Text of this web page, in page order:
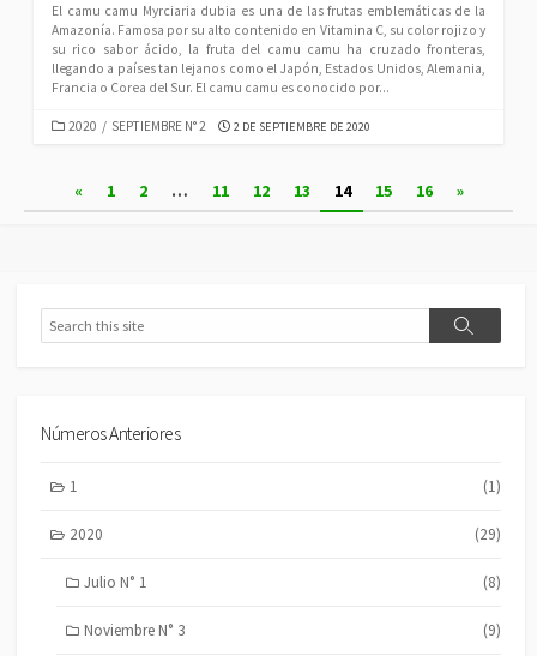
El camu camu Myrciaria dubia es una de las frutas emblemáticas de la
Amazonía. Famosa por su alto contenido en Vitamina C, su color rojizo y
su rico sabor ácido, la fruta del camu camu ha cruzado fronteras,
llegando a países tan lejanos como el Japón, Estados Unidos, Alemania,
Francia o Corea del Sur. El camu camu es conocido por...
CATEGORIES
2020 / SEPTIEMBRE N° 2 PUBLISHED
DATE
2 DE SEPTIEMBRE DE 2020
Paginación
de
« 1 2 … 11 12 13 14 15 16 »
Search
Search
Números Anteriores
1 (1)
2020 (29)
Julio N° 1 (8)
Noviembre N° 3 (9)